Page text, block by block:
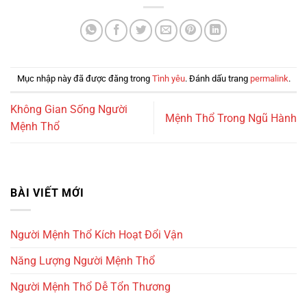
Mục nhập này đã được đăng trong Tình yêu. Đánh dấu trang permalink.
Không Gian Sống Người
Mệnh Thổ
Mệnh Thổ Trong Ngũ Hành
BÀI VIẾT MỚI
Người Mệnh Thổ Kích Hoạt Đổi Vận
Năng Lượng Người Mệnh Thổ
Người Mệnh Thổ Dễ Tổn Thương